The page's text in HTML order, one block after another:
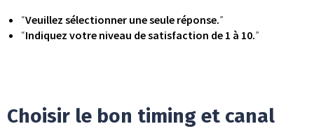
“Veuillez sélectionner une seule réponse.”
“Indiquez votre niveau de satisfaction de 1 à 10.”
Choisir le bon timing et canal